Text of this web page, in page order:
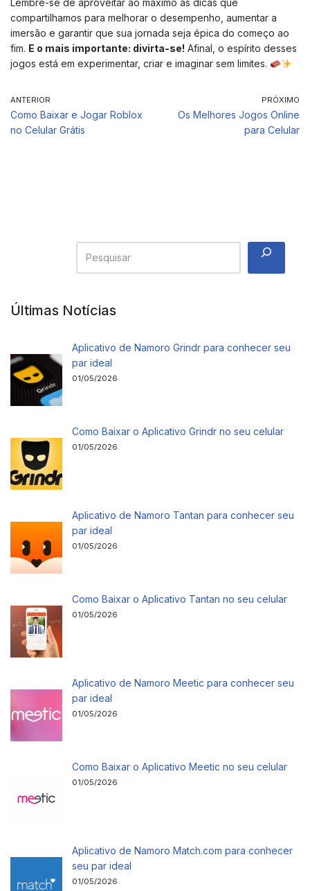
Lembre-se de aproveitar ao máximo as dicas que
compartilhamos para melhorar o desempenho, aumentar a
imersão e garantir que sua jornada seja épica do começo ao
fim. E o mais importante: divirta-se! Afinal, o espírito desses
jogos está em experimentar, criar e imaginar sem limites.
ANTERIOR
Como Baixar e Jogar Roblox
no Celular Grátis
PRÓXIMO
Os Melhores Jogos Online
para Celular
Últimas Notícias
Aplicativo de Namoro Grindr para conhecer seu
par ideal
01/05/2026
Como Baixar o Aplicativo Grindr no seu celular
01/05/2026
Aplicativo de Namoro Tantan para conhecer seu
par ideal
01/05/2026
Como Baixar o Aplicativo Tantan no seu celular
01/05/2026
Aplicativo de Namoro Meetic para conhecer seu
par ideal
01/05/2026
Como Baixar o Aplicativo Meetic no seu celular
01/05/2026
Aplicativo de Namoro Match.com para conhecer
seu par ideal
01/05/2026